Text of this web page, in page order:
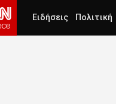
Ειδήσεις Πολιτική